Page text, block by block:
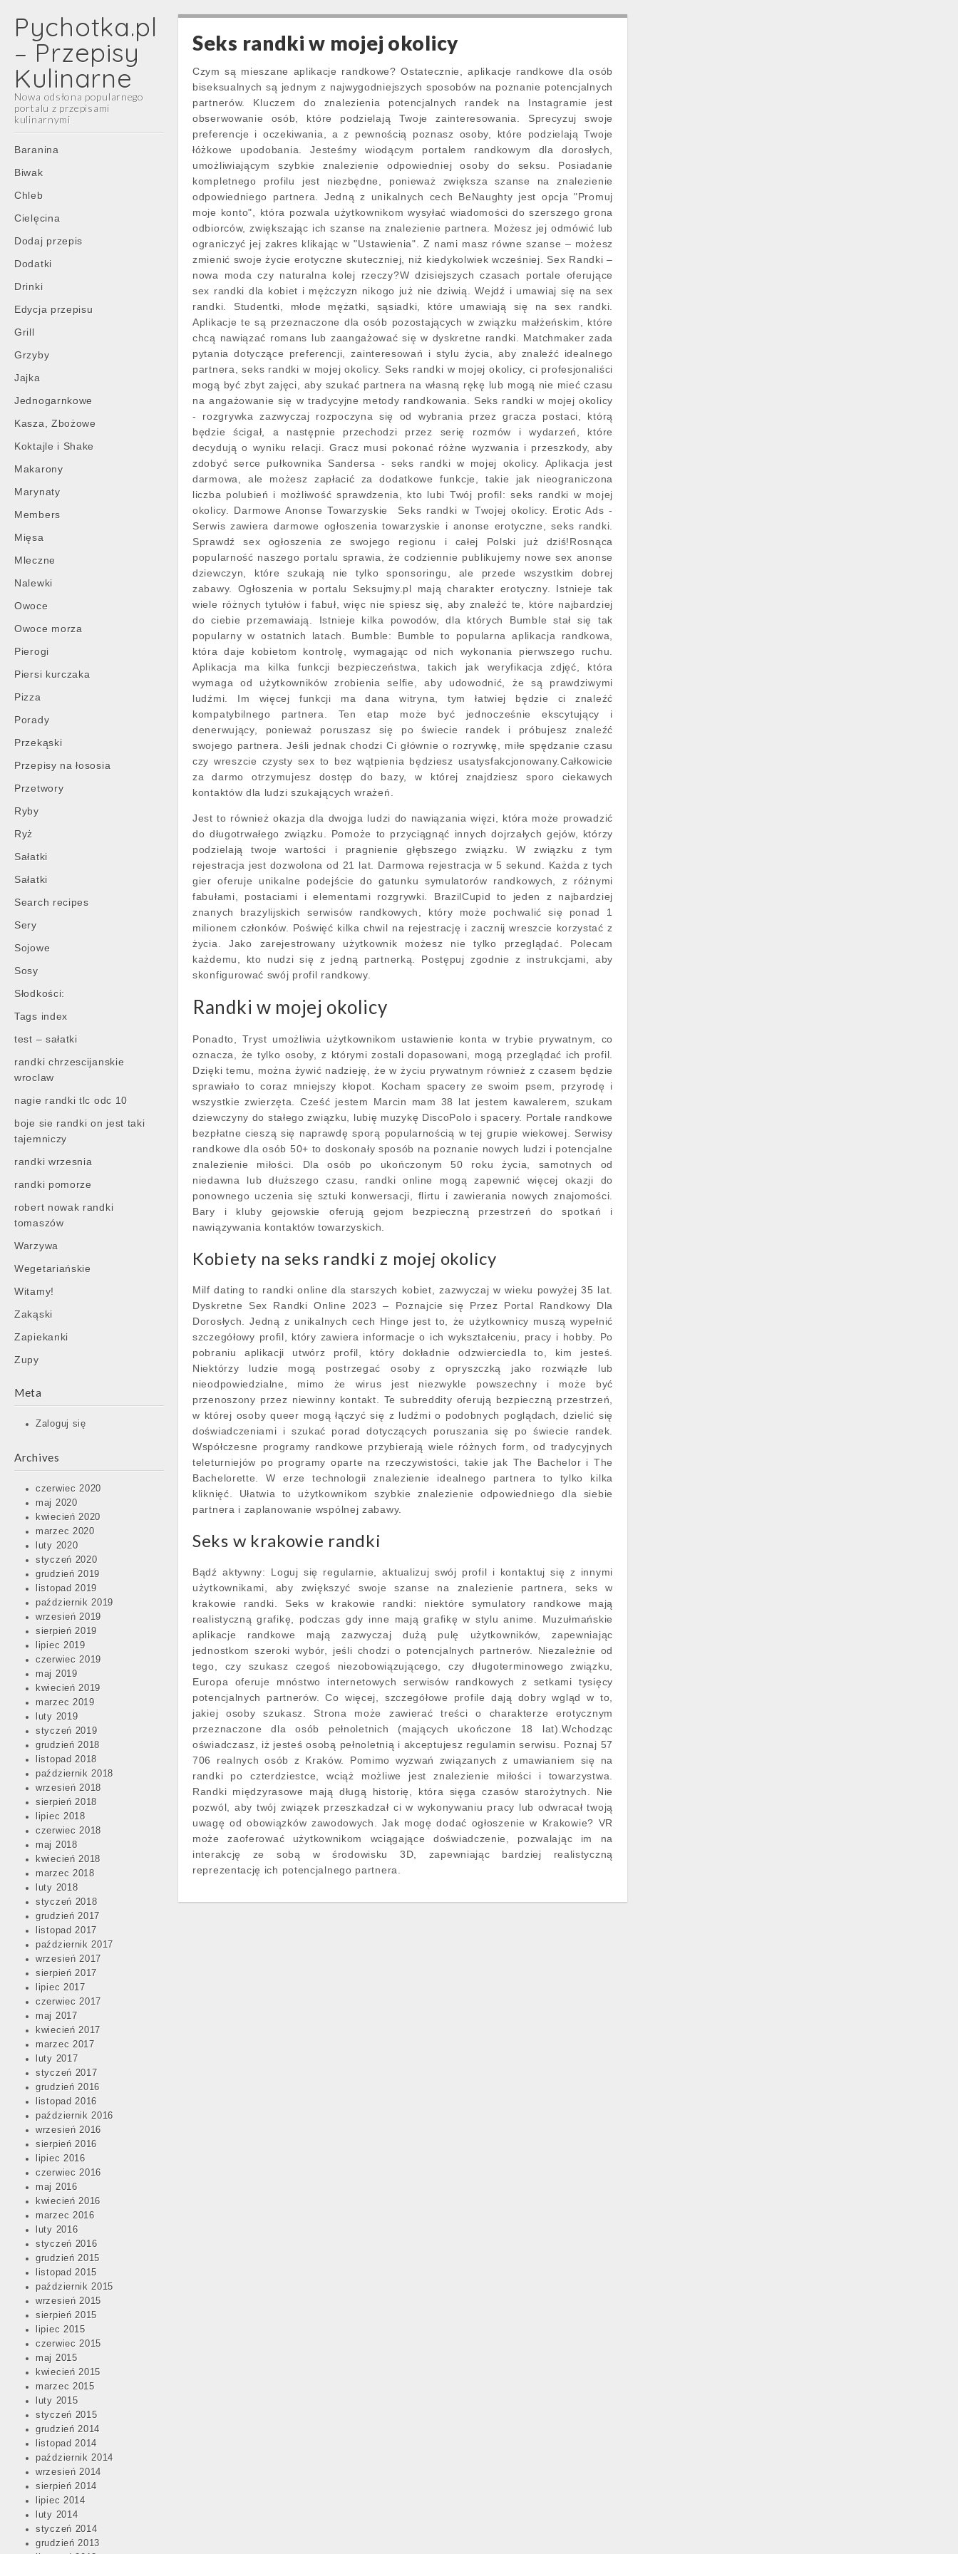
Pychotka.pl
– Przepisy
Kulinarne
Nowa odsłona popularnego
portalu z przepisami
kulinarnymi
Main
menu
Skip
content
Baranina
Biwak
Chleb
Cielęcina
Dodaj przepis
Dodatki
Drinki
Edycja przepisu
Grill
Grzyby
Jajka
Jednogarnkowe
Kasza, Zbożowe
Koktajle i Shake
Makarony
Marynaty
Members
Mięsa
Mleczne
Nalewki
Owoce
Owoce morza
Pierogi
Piersi kurczaka
Pizza
Porady
Przekąski
Przepisy na łososia
Przetwory
Ryby
Ryż
Sałatki
Sałatki
Search recipes
Sery
Sojowe
Sosy
Słodkości:
Tags index
test – sałatki
randki chrzescijanskie
wroclaw
nagie randki tlc odc 10
boje sie randki on jest taki
tajemniczy
randki wrzesnia
randki pomorze
robert nowak randki
tomaszów
Warzywa
Wegetariańskie
Witamy!
Zakąski
Zapiekanki
Zupy
Meta
Zaloguj się
Archives
czerwiec 2020
maj 2020
kwiecień 2020
marzec 2020
luty 2020
styczeń 2020
grudzień 2019
listopad 2019
październik 2019
wrzesień 2019
sierpień 2019
lipiec 2019
czerwiec 2019
maj 2019
kwiecień 2019
marzec 2019
luty 2019
styczeń 2019
grudzień 2018
listopad 2018
październik 2018
wrzesień 2018
sierpień 2018
lipiec 2018
czerwiec 2018
maj 2018
kwiecień 2018
marzec 2018
luty 2018
styczeń 2018
grudzień 2017
listopad 2017
październik 2017
wrzesień 2017
sierpień 2017
lipiec 2017
czerwiec 2017
maj 2017
kwiecień 2017
marzec 2017
luty 2017
styczeń 2017
grudzień 2016
listopad 2016
październik 2016
wrzesień 2016
sierpień 2016
lipiec 2016
czerwiec 2016
maj 2016
kwiecień 2016
marzec 2016
luty 2016
styczeń 2016
grudzień 2015
listopad 2015
październik 2015
wrzesień 2015
sierpień 2015
lipiec 2015
czerwiec 2015
maj 2015
kwiecień 2015
marzec 2015
luty 2015
styczeń 2015
grudzień 2014
listopad 2014
październik 2014
wrzesień 2014
sierpień 2014
lipiec 2014
luty 2014
styczeń 2014
grudzień 2013
Seks randki w mojej okolicy
Czym są mieszane aplikacje randkowe? Ostatecznie, aplikacje randkowe dla osób
biseksualnych są jednym z najwygodniejszych sposobów na poznanie potencjalnych
partnerów. Kluczem do znalezienia potencjalnych randek na Instagramie jest
obserwowanie osób, które podzielają Twoje zainteresowania. Sprecyzuj swoje
preferencje i oczekiwania, a z pewnością poznasz osoby, które podzielają Twoje
łóżkowe upodobania. Jesteśmy wiodącym portalem randkowym dla dorosłych,
umożliwiającym szybkie znalezienie odpowiedniej osoby do seksu. Posiadanie
kompletnego profilu jest niezbędne, ponieważ zwiększa szanse na znalezienie
odpowiedniego partnera. Jedną z unikalnych cech BeNaughty jest opcja "Promuj
moje konto", która pozwala użytkownikom wysyłać wiadomości do szerszego grona
odbiorców, zwiększając ich szanse na znalezienie partnera. Możesz jej odmówić lub
ograniczyć jej zakres klikając w "Ustawienia". Z nami masz równe szanse – możesz
zmienić swoje życie erotyczne skuteczniej, niż kiedykolwiek wcześniej. Sex Randki –
nowa moda czy naturalna kolej rzeczy?W dzisiejszych czasach portale oferujące
sex randki dla kobiet i mężczyzn nikogo już nie dziwią. Wejdź i umawiaj się na sex
randki. Studentki, młode mężatki, sąsiadki, które umawiają się na sex randki.
Aplikacje te są przeznaczone dla osób pozostających w związku małżeńskim, które
chcą nawiązać romans lub zaangażować się w dyskretne randki. Matchmaker zada
pytania dotyczące preferencji, zainteresowań i stylu życia, aby znaleźć idealnego
partnera, seks randki w mojej okolicy. Seks randki w mojej okolicy, ci profesjonaliści
mogą być zbyt zajęci, aby szukać partnera na własną rękę lub mogą nie mieć czasu
na angażowanie się w tradycyjne metody randkowania. Seks randki w mojej okolicy
- rozgrywka zazwyczaj rozpoczyna się od wybrania przez gracza postaci, którą
będzie ścigał, a następnie przechodzi przez serię rozmów i wydarzeń, które
decydują o wyniku relacji. Gracz musi pokonać różne wyzwania i przeszkody, aby
zdobyć serce pułkownika Sandersa - seks randki w mojej okolicy. Aplikacja jest
darmowa, ale możesz zapłacić za dodatkowe funkcje, takie jak nieograniczona
liczba polubień i możliwość sprawdzenia, kto lubi Twój profil: seks randki w mojej
okolicy. Darmowe Anonse Towarzyskie ️️ Seks randki w Twojej okolicy. Erotic Ads -
Serwis zawiera darmowe ogłoszenia towarzyskie i anonse erotyczne, seks randki.
Sprawdź sex ogłoszenia ze swojego regionu i całej Polski już dziś!Rosnąca
popularność naszego portalu sprawia, że codziennie publikujemy nowe sex anonse
dziewczyn, które szukają nie tylko sponsoringu, ale przede wszystkim dobrej
zabawy. Ogłoszenia w portalu Seksujmy.pl mają charakter erotyczny. Istnieje tak
wiele różnych tytułów i fabuł, więc nie spiesz się, aby znaleźć te, które najbardziej
do ciebie przemawiają. Istnieje kilka powodów, dla których Bumble stał się tak
popularny w ostatnich latach. Bumble: Bumble to popularna aplikacja randkowa,
która daje kobietom kontrolę, wymagając od nich wykonania pierwszego ruchu.
Aplikacja ma kilka funkcji bezpieczeństwa, takich jak weryfikacja zdjęć, która
wymaga od użytkowników zrobienia selfie, aby udowodnić, że są prawdziwymi
ludźmi. Im więcej funkcji ma dana witryna, tym łatwiej będzie ci znaleźć
kompatybilnego partnera. Ten etap może być jednocześnie ekscytujący i
denerwujący, ponieważ poruszasz się po świecie randek i próbujesz znaleźć
swojego partnera. Jeśli jednak chodzi Ci głównie o rozrywkę, miłe spędzanie czasu
czy wreszcie czysty sex to bez wątpienia będziesz usatysfakcjonowany.Całkowicie
za darmo otrzymujesz dostęp do bazy, w której znajdziesz sporo ciekawych
kontaktów dla ludzi szukających wrażeń.
Jest to również okazja dla dwojga ludzi do nawiązania więzi, która może prowadzić
do długotrwałego związku. Pomoże to przyciągnąć innych dojrzałych gejów, którzy
podzielają twoje wartości i pragnienie głębszego związku. W związku z tym
rejestracja jest dozwolona od 21 lat. Darmowa rejestracja w 5 sekund. Każda z tych
gier oferuje unikalne podejście do gatunku symulatorów randkowych, z różnymi
fabułami, postaciami i elementami rozgrywki. BrazilCupid to jeden z najbardziej
znanych brazylijskich serwisów randkowych, który może pochwalić się ponad 1
milionem członków. Poświęć kilka chwil na rejestrację i zacznij wreszcie korzystać z
życia. Jako zarejestrowany użytkownik możesz nie tylko przeglądać. Polecam
każdemu, kto nudzi się z jedną partnerką. Postępuj zgodnie z instrukcjami, aby
skonfigurować swój profil randkowy.
Randki w mojej okolicy
Ponadto, Tryst umożliwia użytkownikom ustawienie konta w trybie prywatnym, co
oznacza, że tylko osoby, z którymi zostali dopasowani, mogą przeglądać ich profil.
Dzięki temu, można żywić nadzieję, że w życiu prywatnym również z czasem będzie
sprawiało to coraz mniejszy kłopot. Kocham spacery ze swoim psem, przyrodę i
wszystkie zwierzęta. Cześć jestem Marcin mam 38 lat jestem kawalerem, szukam
dziewczyny do stałego związku, lubię muzykę DiscoPolo i spacery. Portale randkowe
bezpłatne cieszą się naprawdę sporą popularnością w tej grupie wiekowej. Serwisy
randkowe dla osób 50+ to doskonały sposób na poznanie nowych ludzi i potencjalne
znalezienie miłości. Dla osób po ukończonym 50 roku życia, samotnych od
niedawna lub dłuższego czasu, randki online mogą zapewnić więcej okazji do
ponownego uczenia się sztuki konwersacji, flirtu i zawierania nowych znajomości.
Bary i kluby gejowskie oferują gejom bezpieczną przestrzeń do spotkań i
nawiązywania kontaktów towarzyskich.
Kobiety na seks randki z mojej okolicy
Milf dating to randki online dla starszych kobiet, zazwyczaj w wieku powyżej 35 lat.
Dyskretne Sex Randki Online 2023 – Poznajcie się Przez Portal Randkowy Dla
Dorosłych. Jedną z unikalnych cech Hinge jest to, że użytkownicy muszą wypełnić
szczegółowy profil, który zawiera informacje o ich wykształceniu, pracy i hobby. Po
pobraniu aplikacji utwórz profil, który dokładnie odzwierciedla to, kim jesteś.
Niektórzy ludzie mogą postrzegać osoby z opryszczką jako rozwiązłe lub
nieodpowiedzialne, mimo że wirus jest niezwykle powszechny i może być
przenoszony przez niewinny kontakt. Te subreddity oferują bezpieczną przestrzeń,
w której osoby queer mogą łączyć się z ludźmi o podobnych poglądach, dzielić się
doświadczeniami i szukać porad dotyczących poruszania się po świecie randek.
Współczesne programy randkowe przybierają wiele różnych form, od tradycyjnych
teleturniejów po programy oparte na rzeczywistości, takie jak The Bachelor i The
Bachelorette. W erze technologii znalezienie idealnego partnera to tylko kilka
kliknięć. Ułatwia to użytkownikom szybkie znalezienie odpowiedniego dla siebie
partnera i zaplanowanie wspólnej zabawy.
Seks w krakowie randki
Bądź aktywny: Loguj się regularnie, aktualizuj swój profil i kontaktuj się z innymi
użytkownikami, aby zwiększyć swoje szanse na znalezienie partnera, seks w
krakowie randki. Seks w krakowie randki: niektóre symulatory randkowe mają
realistyczną grafikę, podczas gdy inne mają grafikę w stylu anime. Muzułmańskie
aplikacje randkowe mają zazwyczaj dużą pulę użytkowników, zapewniając
jednostkom szeroki wybór, jeśli chodzi o potencjalnych partnerów. Niezależnie od
tego, czy szukasz czegoś niezobowiązującego, czy długoterminowego związku,
Europa oferuje mnóstwo internetowych serwisów randkowych z setkami tysięcy
potencjalnych partnerów. Co więcej, szczegółowe profile dają dobry wgląd w to,
jakiej osoby szukasz. Strona może zawierać treści o charakterze erotycznym
przeznaczone dla osób pełnoletnich (mających ukończone 18 lat).Wchodząc
oświadczasz, iż jesteś osobą pełnoletnią i akceptujesz regulamin serwisu. Poznaj 57
706 realnych osób z Kraków. Pomimo wyzwań związanych z umawianiem się na
randki po czterdziestce, wciąż możliwe jest znalezienie miłości i towarzystwa.
Randki międzyrasowe mają długą historię, która sięga czasów starożytnych. Nie
pozwól, aby twój związek przeszkadzał ci w wykonywaniu pracy lub odwracał twoją
uwagę od obowiązków zawodowych. Jak mogę dodać ogłoszenie w Krakowie? VR
może zaoferować użytkownikom wciągające doświadczenie, pozwalając im na
interakcję ze sobą w środowisku 3D, zapewniając bardziej realistyczną
reprezentację ich potencjalnego partnera.